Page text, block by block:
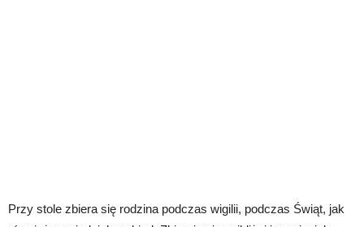
Przy stole zbiera się rodzina podczas wigilii, podczas Świąt, jak